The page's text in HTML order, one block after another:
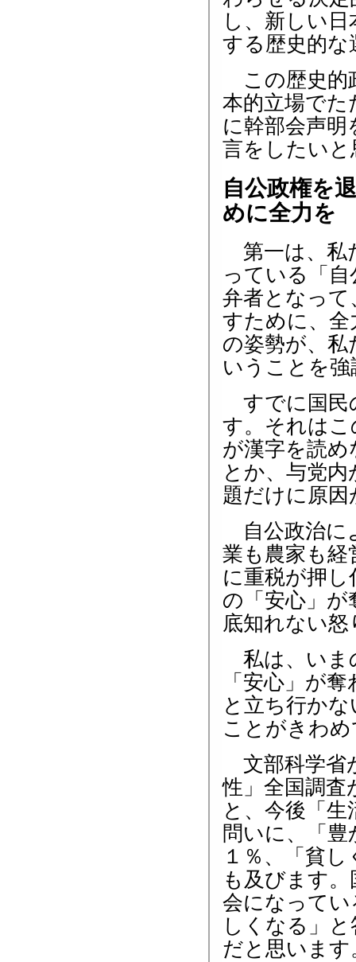
し、新しい
する歴史的
この歴史的
本的立場で
に幹部会声
言をしたい
自公政権を
めに全力を
第一は、私
っている「
弁者となっ
すために、
の姿勢が、
いうことを
すでに国民
す。それは
が漢字を読
とか、与党
題だけに原
自公政治に
業も農家も経
に重税が押
の「安心」
底知れない
私は、いま
「安心」が
と立ち行か
ことがきわ
文部科学省
性」全国調査
と、今後「
問いに、「
１％、「貧
も及びます
会になって
しくなる」
だと思います